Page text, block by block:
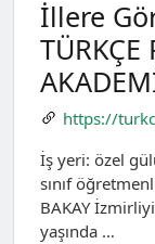
İllere
TÜRKÇE
https://
İş yeri: özel
sınıf
BAKAY
yaşında …